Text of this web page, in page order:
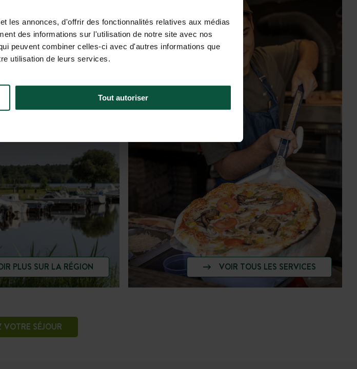
les annonces, d'offrir des fonctionnalités relatives aux médias
des informations sur l'utilisation de notre site avec nos
peuvent combiner celles-ci avec d'autres informations que
utilisation de leurs services.
Tout autoriser
les tarifs et
VOIR TOUS LES SERVICES
PLUS SUR LA RÉGION
VOTRE SÉJOUR